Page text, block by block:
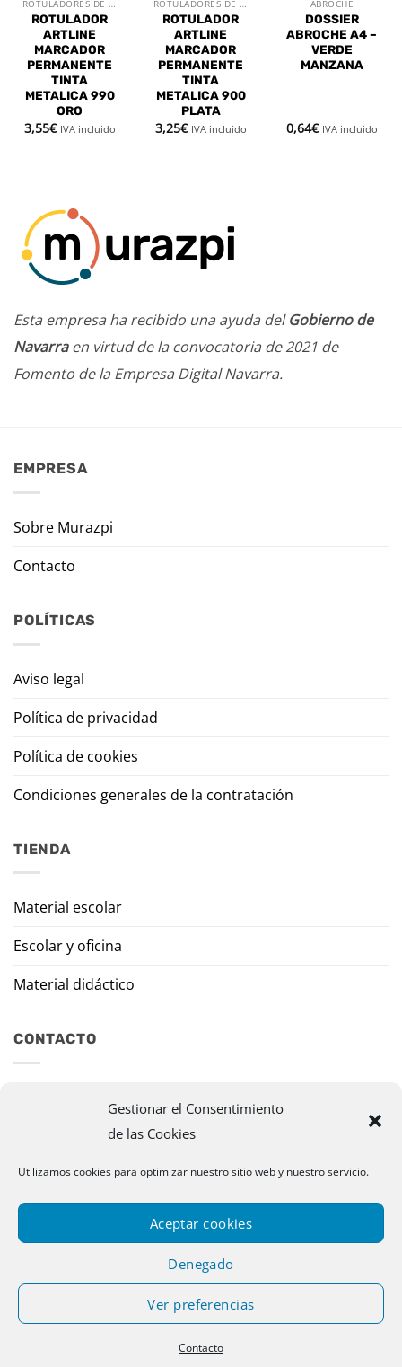
Gestionar el Consentimiento
de las Cookies
Utilizamos cookies para optimizar nuestro sitio web y nuestro servicio.
Aceptar cookies
Denegado
Ver preferencias
Contacto
ROTULADORES DE OFICINA
ROTULADOR
ARTLINE
MARCADOR
PERMANENTE
TINTA
METALICA 990
ORO
3,55€ IVA incluido
ROTULADORES DE OFICINA
ROTULADOR
ARTLINE
MARCADOR
PERMANENTE
TINTA
METALICA 900
PLATA
3,25€ IVA incluido
ABROCHE
DOSSIER
ABROCHE A4 –
VERDE
MANZANA
0,64€ IVA incluido
Esta empresa ha recibido una ayuda delGobierno de
Navarraen virtud de la convocatoria de 2021 de
Fomento de la Empresa Digital Navarra.
EMPRESA
Sobre Murazpi
Contacto
POLÍTICAS
Aviso legal
Política de privacidad
Política de cookies
Condiciones generales de la contratación
TIENDA
Material escolar
Escolar y oficina
Material didáctico
CONTACTO
murazpi@murazpi.com
948 234 436 – 623 195 518
Designed by Publispace